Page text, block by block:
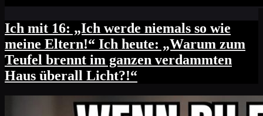
Ich mit 16: „Ich werde niemals so wie
meine Eltern!“ Ich heute: „Warum zum
Teufel brennt im ganzen verdammten
Haus überall Licht?!“